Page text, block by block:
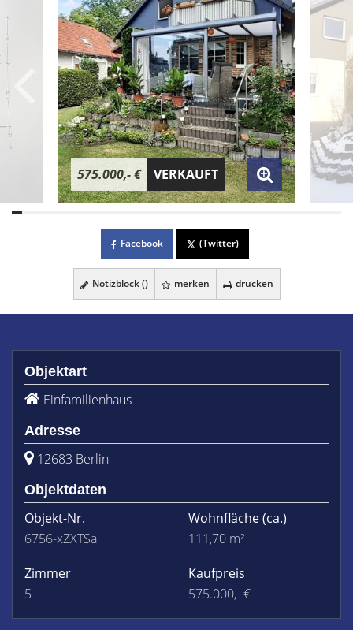
575.000,- € VERKAUFT
Facebook (Twitter)
Notizblock () merken drucken
Objektart
Einfamilienhaus
Adresse
12683 Berlin
Objektdaten
Objekt-Nr.
6756-xZXTSa
Wohnfläche(ca.)
111,70 m²
Zimmer
5
Kaufpreis
575.000,- €